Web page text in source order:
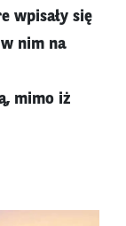
wpisały się
nim na
mimo iż